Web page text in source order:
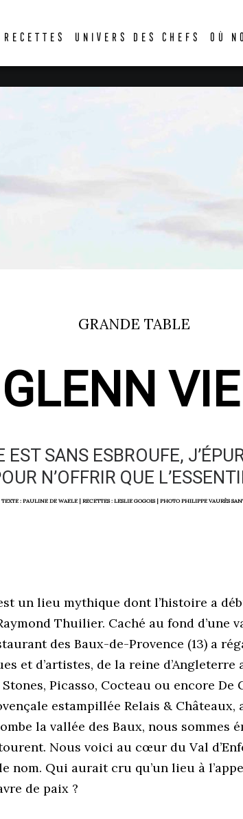
RECETTES UNIVERS DES CHEFS OÙ
GRANDE TABLE
GLENN
EST SANS ESBROUFE,
N’OFFRIR QUE
TEXTE : PAULINE DE WAELE | RECETTES : LESLIE GOGOIS | PHOTO PHILIPPE VAURÈS
un lieu mythique dont l’histoire a
Thuilier. Caché au fond d’une
des Baux-de-Provence (13) a
et d’artistes, de la reine
Picasso, Cocteau ou encore De
estampillée Relais & Châteaux,
la vallée des Baux, nous sommes
Nous voici au cœur du Val
le nom. Qui aurait cru qu’un lieu à
de paix ?